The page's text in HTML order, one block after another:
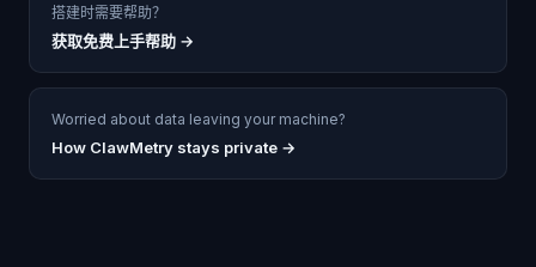
搭建时需要帮助？
获取免费上手帮助 →
Worried about data leaving your machine?
How ClawMetry stays private →